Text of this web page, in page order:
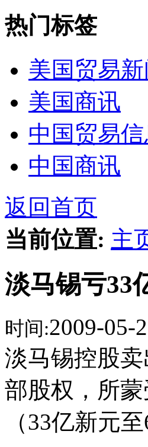
热门标签
美国贸易新
美国商讯
中国贸易信
中国商讯
返回首页
当前位置: 主
淡马锡亏33
时间:2009-05-
淡马锡控股
部股权，所
（33亿新元